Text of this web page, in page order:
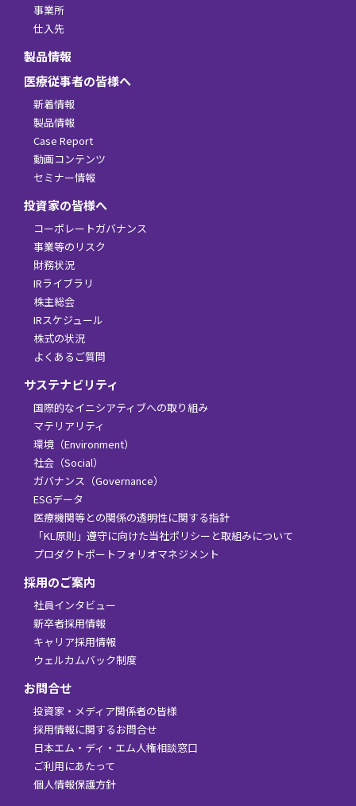
事業所
仕入先
製品情報
医療従事者の皆様へ
新着情報
製品情報
Case Report
動画コンテンツ
セミナー情報
投資家の皆様へ
コーポレートガバナンス
事業等のリスク
財務状況
IRライブラリ
株主総会
IRスケジュール
株式の状況
よくあるご質問
サステナビリティ
国際的なイニシアティブへの取り組み
マテリアリティ
環境（Environment）
社会（Social）
ガバナンス（Governance）
ESGデータ
医療機関等との関係の透明性に関する指針
「KL原則」遵守に向けた当社ポリシーと取組みについて
プロダクトポートフォリオマネジメント
採用のご案内
社員インタビュー
新卒者採用情報
キャリア採用情報
ウェルカムバック制度
お問合せ
投資家・メディア関係者の皆様
採用情報に関するお問合せ
日本エム・ディ・エム人権相談窓口
ご利用にあたって
個人情報保護方針